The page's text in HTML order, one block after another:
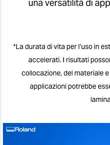
una versatilità di
*La durata di vita per l’uso in
accelerati. I risultati
collocazione, del materiale
applicazioni potrebbe